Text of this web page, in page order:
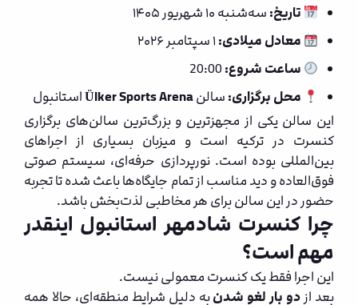
تاریخ: سه‌شنبه ۱۰ شهریور ۱۴۰۵
معادل میلادی:
ساعت شروع:
محل برگزاری: سالنÜlker Sports Arenaاستانبول
این سالن یکی از مجهزترین و بزرگ‌ترین سالن‌های برگزاری
کنسرت در ترکیه است و میزبان بسیاری از اجراهای
بین‌المللی بوده است. نورپردازی حرفه‌ای، سیستم صوتی
فوق‌العاده و دید مناسب از تمام جایگاه‌ها باعث شده تا تجربه
حضور در این سالن برای هر مخاطبی لذت‌بخش باشد.
چرا کنسرت شادمهر استانبول اینقدر
مهم است؟
این اجرا فقط یک کنسرت معمولی نیست.
بعد از دو بار لغو شدنبه دلیل شرایط منطقه‌ای، حالا همه